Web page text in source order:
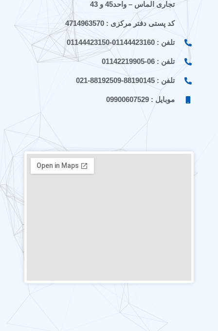
تجاری الماس – واحد45 و 43
کد پستی دفتر مرکزی : 4714963570
تلفن : 01144423160-01144423150
تلفن : 06-01142219905
تلفن : 88190145-88192509-021
موبایل : 09900607529